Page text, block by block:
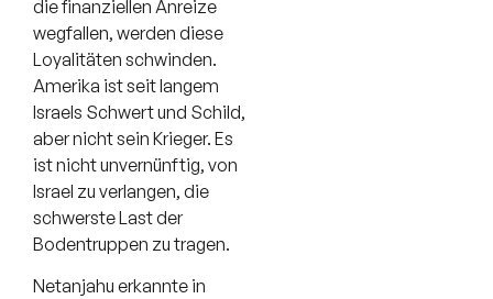
die finanziellen Anreize
wegfallen, werden diese
Loyalitäten schwinden.
Amerika ist seit langem
Israels Schwert und Schild,
aber nicht sein Krieger. Es
ist nicht unvernünftig, von
Israel zu verlangen, die
schwerste Last der
Bodentruppen zu tragen.
Netanjahu erkannte in